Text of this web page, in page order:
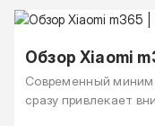
Обзор Xiaomi
Современный
сразу привлекает